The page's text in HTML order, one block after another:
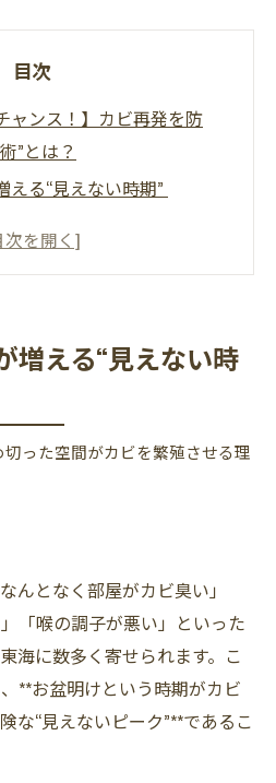
目次
ャンス！】カビ再発を防
”とは？
る“見えない時期”
帰ってきたらカビが発
いの？
不十分？
“戻らない環境”をつくる
が実施する無料現地調査と
ス！
増える“見えない時
った空間がカビを繁殖させる理
んとなく部屋がカビ臭い」
「喉の調子が悪い」といった
海に数多く寄せられます。こ
**お盆明けという時期がカビ
な“見えないピーク”**であるこ